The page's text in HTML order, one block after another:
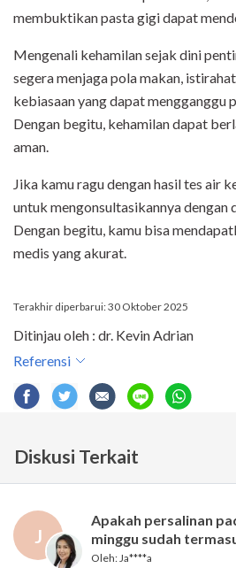
membuktikan pasta gigi dapat
Mengenali kehamilan sejak dini
segera menjaga pola makan,
kebiasaan yang dapat mengganggu
Dengan begitu, kehamilan dapat
aman.
Jika kamu ragu dengan hasil tes air
untuk mengonsultasikannya
Dengan begitu, kamu bisa
medis yang akurat.
Terakhir diperbarui: 30 Oktober 2025